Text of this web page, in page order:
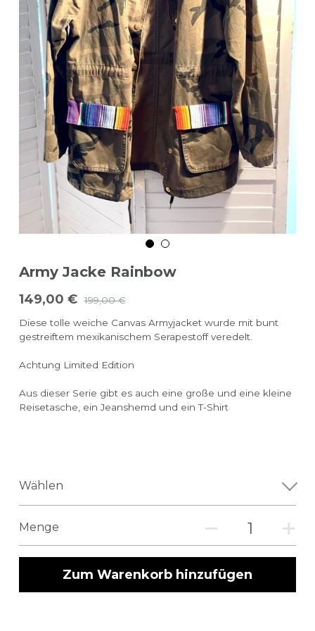
Army Jacke Rainbow
149,00 €
199,00 €
Diese tolle weiche Canvas Armyjacket wurde mit bunt
gestreiftem mexikanischem Serapestoff veredelt.
Achtung Limited Edition
Aus dieser Serie gibt es auch eine große und eine kleine
Reisetasche, ein Jeanshemd und ein T-Shirt
Wählen
Menge
Zum Warenkorb hinzufügen